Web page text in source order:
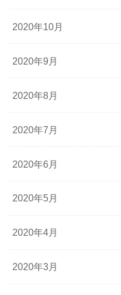
2020年10月
2020年9月
2020年8月
2020年7月
2020年6月
2020年5月
2020年4月
2020年3月